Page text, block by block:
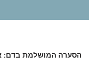
הסערה המושלמת בדם: